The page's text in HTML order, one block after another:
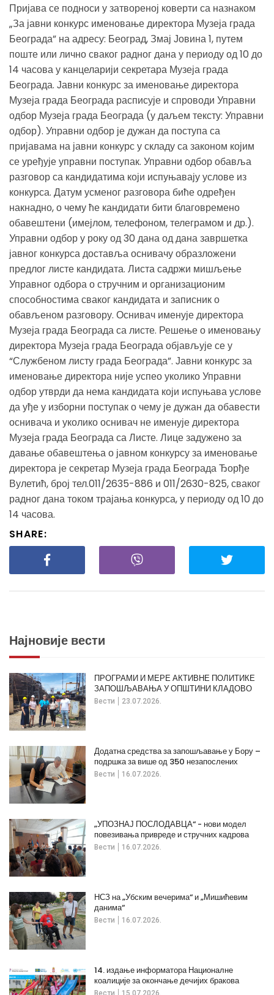
Пријава се подноси у затвореној коверти са назнаком
„За јавни конкурс именовање директора Музеја града
Београда” на адресу: Београд, Змај Јовина 1, путем
поште или лично сваког радног дана у периоду од 10 до
14 часова у канцеларији секретара Музеја града
Београда. Јавни конкурс за именовање директора
Музеја града Београда расписује и спроводи Управни
одбор Музеја града Београда (у даљем тексту: Управни
одбор). Управни одбор је дужан да поступа са
пријавама на јавни конкурс у складу са законом којим
се уређује управни поступак. Управни одбор обавља
разговор са кандидатима који испуњавају услове из
конкурса. Датум усменог разговора биће одређен
накнадно, о чему ће кандидати бити благовремено
обавештени (имејлом, телефоном, телеграмом и др.).
Управни одбор у року од 30 дана од дана завршетка
јавног конкурса доставља оснивачу образложени
предлог листе кандидата. Листа садржи мишљење
Управног одбора о стручним и организационим
способностима сваког кандидата и записник о
обављеном разговору. Оснивач именује директора
Музеја града Београда са листе. Решење о именовању
директора Музеја града Београда објављује се у
“Службеном листу града Београда”. Јавни конкурс за
именовање директора није успео уколико Управни
одбор утврди да нема кандидата који испуњава услове
да уђе у изборни поступак о чему је дужан да обавести
оснивача и уколико оснивач не именује директора
Музеја града Београда са Листе. Лице задужено за
давање обавештења о јавном конкурсу за именовање
директора је секретар Музеја града Београда Ђорђе
Вулетић, број тел.011/2635-886 и 011/2630-825, сваког
радног дана током трајања конкурса, у периоду од 10 до
14 часова.
SHARE:
Најновије вести
Вести 23.07.2026.
ПРОГРАМИ И МЕРЕ АКТИВНЕ ПОЛИТИКЕ
ЗАПОШЉАВАЊА У ОПШТИНИ КЛАДОВО
Вести 16.07.2026.
Додатна средства за запошљавање у Бору –
подршка за више од 350 незапослених
Вести 16.07.2026.
„УПОЗНАЈ ПОСЛОДАВЦА“ - нови модел
повезивања привреде и стручних кадрова
Вести 16.07.2026.
НСЗ на „Убским вечерима“ и „Мишићевим
данима“
Вести 15.07.2026.
14. издање информатора Националне
коалиције за окончање дечијих бракова